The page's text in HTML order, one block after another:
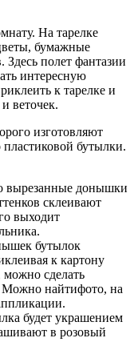
На тарелке
бумажные
Здесь полет фантазии
интересную
к тарелке и
веточек.
изготовляют
бутылки.
вырезанные донышки
склеивают
выходит
бутылок
к картону
можно сделать
Можно найтифото, на
будет украшением
в розовый